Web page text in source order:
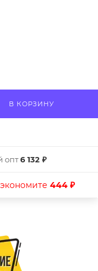
В КОРЗИНУ
опт6 132 ₽
444 ₽